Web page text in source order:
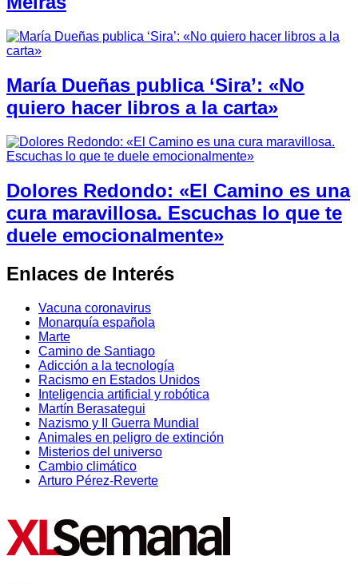
María Dueñas publica ‘Sira’: «No
quiero hacer libros a la carta»
Dolores Redondo: «El Camino es una
cura maravillosa. Escuchas lo que te
duele emocionalmente»
Enlaces de Interés
Vacuna coronavirus
Monarquía española
Marte
Camino de Santiago
Adicción a la tecnología
Racismo en Estados Unidos
Inteligencia artificial y robótica
Martín Berasategui
Nazismo y II Guerra Mundial
Animales en peligro de extinción
Misterios del universo
Cambio climático
Arturo Pérez-Reverte